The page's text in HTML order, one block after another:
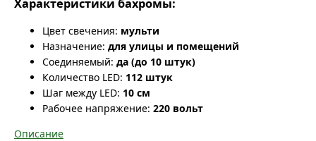
Характеристики бахромы:
Цвет свечения: мульти
Назначение: для улицы и помещений
Соединяемый: да (до 10 штук)
Количество LED: 112 штук
Шаг между LED: 10 см
Рабочее напряжение: 220 вольт
Описание